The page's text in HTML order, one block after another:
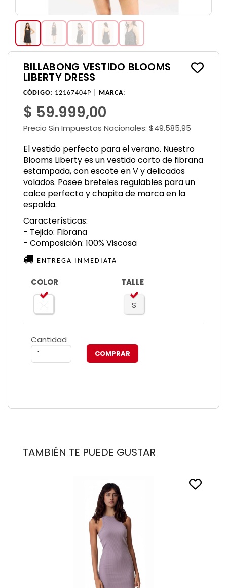
BILLABONG VESTIDO BLOOMS
LIBERTY DRESS
CÓDIGO: 12167404P | MARCA:
$ 59.999,00
Precio Sin Impuestos Nacionales: $49.585,95
El vestido perfecto para el verano. Nuestro
Blooms Liberty es un vestido corto de fibrana
estampada, con escote en V y delicados
volados. Posee breteles regulables para un
calce perfecto y chapita de marca en la
espalda.
Características:
- Tejido: Fibrana
- Composición: 100% Viscosa
ENTREGA INMEDIATA
COLOR TALLE
S
Cantidad
TAMBIÉN TE PUEDE GUSTAR